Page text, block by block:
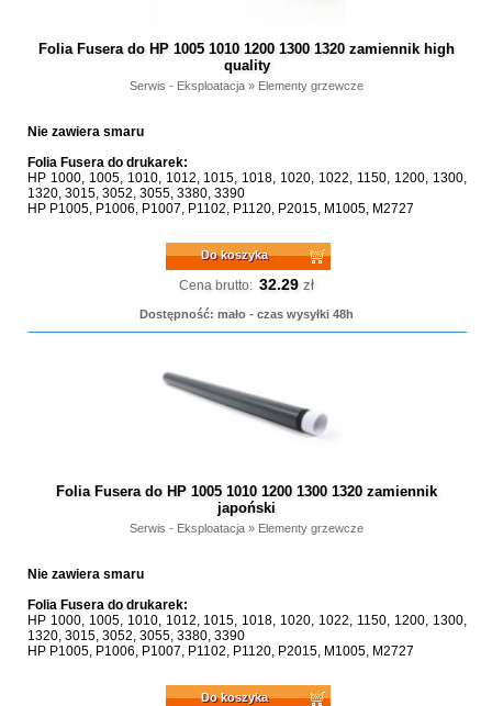
Folia Fusera do HP 1005 1010 1200 1300 1320 zamiennik high
quality
Serwis - Eksploatacja » Elementy grzewcze
Nie zawiera smaru
Folia Fusera do drukarek:
HP 1000, 1005, 1010, 1012, 1015, 1018, 1020, 1022, 1150, 1200, 1300,
1320, 3015, 3052, 3055, 3380, 3390
HP P1005, P1006, P1007, P1102, P1120, P2015, M1005, M2727
Do koszyka
Cena brutto: 32.29 zł
Dostępność: mało - czas wysyłki 48h
Folia Fusera do HP 1005 1010 1200 1300 1320 zamiennik
japoński
Serwis - Eksploatacja » Elementy grzewcze
Nie zawiera smaru
Folia Fusera do drukarek:
HP 1000, 1005, 1010, 1012, 1015, 1018, 1020, 1022, 1150, 1200, 1300,
1320, 3015, 3052, 3055, 3380, 3390
HP P1005, P1006, P1007, P1102, P1120, P2015, M1005, M2727
Do koszyka